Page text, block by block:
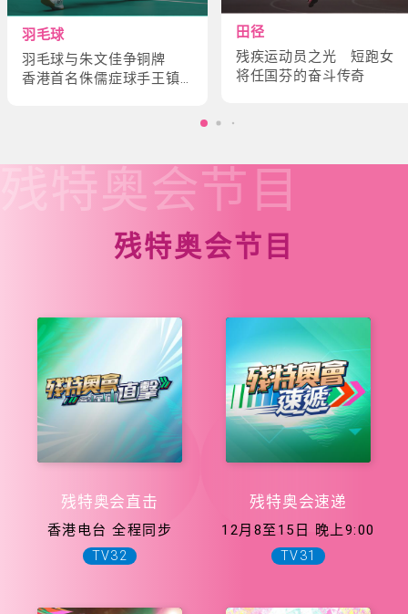
羽毛球
羽毛球与朱文佳争铜牌
香港首名侏儒症球手王镇
田径
残疾运动员之光 短跑女
将任国芬的奋斗传奇
残特奥会节目
残特奥会节目
残特奥会直击
香港电台 全程同步
TV32
残特奥会速递
12月8至15日 晚上9:00
TV31